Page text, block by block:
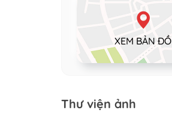
XEM BẢN ĐỒ
Thư viện ảnh